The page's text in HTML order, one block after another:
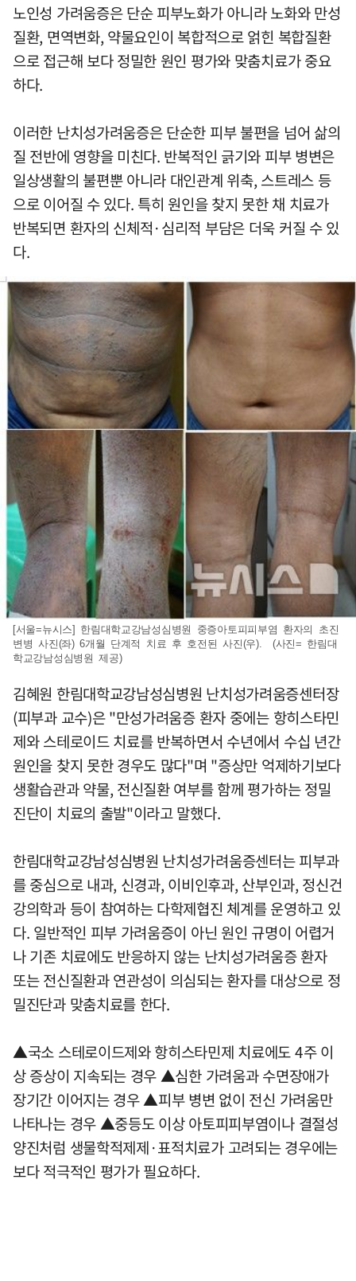
노인성 가려움증은 단순 피부노화가 아니라 노화와 만성
질환, 면역변화, 약물요인이 복합적으로 얽힌 복합질환
으로 접근해 보다 정밀한 원인 평가와 맞춤치료가 중요
하다.
이러한 난치성가려움증은 단순한 피부 불편을 넘어 삶의
질 전반에 영향을 미친다. 반복적인 긁기와 피부 병변은
일상생활의 불편뿐 아니라 대인관계 위축, 스트레스 등
으로 이어질 수 있다. 특히 원인을 찾지 못한 채 치료가
반복되면 환자의 신체적·심리적 부담은 더욱 커질 수 있
다.
[서울=뉴시스] 한림대학교강남성심병원 중증아토피피부염 환자의 초진
변병 사진(좌) 6개월 단계적 치료 후 호전된 사진(우). (사진= 한림대
학교강남성심병원 제공)
김혜원 한림대학교강남성심병원 난치성가려움증센터장
(피부과 교수)은 "만성가려움증 환자 중에는 항히스타민
제와 스테로이드 치료를 반복하면서 수년에서 수십 년간
원인을 찾지 못한 경우도 많다"며 "증상만 억제하기보다
생활습관과 약물, 전신질환 여부를 함께 평가하는 정밀
진단이 치료의 출발"이라고 말했다.
한림대학교강남성심병원 난치성가려움증센터는 피부과
를 중심으로 내과, 신경과, 이비인후과, 산부인과, 정신건
강의학과 등이 참여하는 다학제협진 체계를 운영하고 있
다. 일반적인 피부 가려움증이 아닌 원인 규명이 어렵거
나 기존 치료에도 반응하지 않는 난치성가려움증 환자
또는 전신질환과 연관성이 의심되는 환자를 대상으로 정
밀진단과 맞춤치료를 한다.
▲국소 스테로이드제와 항히스타민제 치료에도 4주 이
상 증상이 지속되는 경우 ▲심한 가려움과 수면장애가
장기간 이어지는 경우 ▲피부 병변 없이 전신 가려움만
나타나는 경우 ▲중등도 이상 아토피피부염이나 결절성
양진처럼 생물학적제제·표적치료가 고려되는 경우에는
보다 적극적인 평가가 필요하다.